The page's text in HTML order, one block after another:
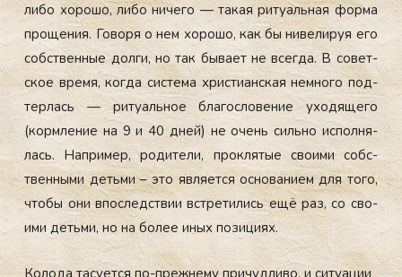
ли­бо хо­рошо, ли­бо ни­чего — та­кая ри­ту­аль­ная фор­ма
про­щения. Го­воря о нем хо­рошо, как бы ни­вели­руя его
собс­твен­ные дол­ги, но так бы­ва­ет не всег­да. В со­вет­
ское вре­мя, ког­да сис­те­ма хрис­ти­ан­ская нем­но­го под­
терлась — ри­ту­аль­ное бла­гос­ло­вение ухо­дяще­го
(кор­мле­ние на 9 и 40 дней) не очень силь­но ис­полня­
лась. Нап­ри­мер, ро­дите­ли, прок­ля­тые сво­ими собс­
твен­ны­ми деть­ми – это яв­ля­ет­ся ос­но­вани­ем для то­го,
что­бы они впос­ледс­твии встре­тились ещё раз, со сво­
ими деть­ми, но на бо­лее иных по­зици­ях.